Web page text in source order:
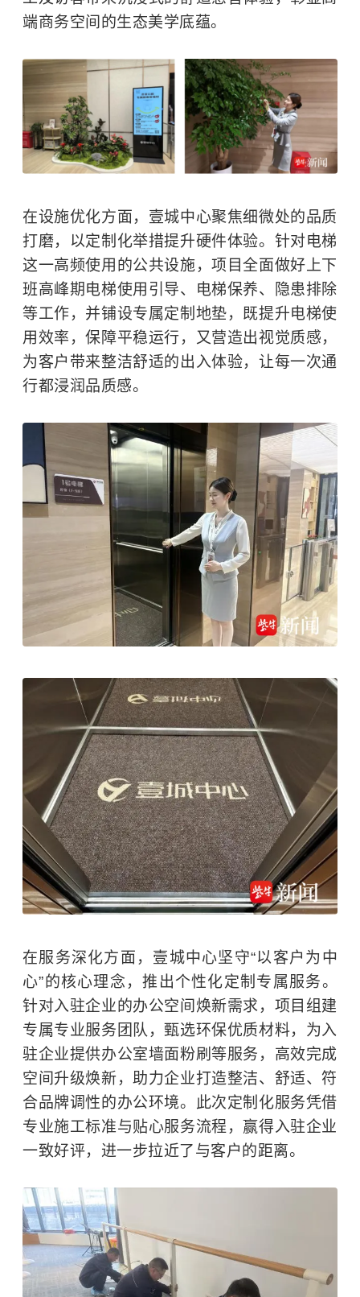
端商务空间的生态美学底蕴。
在设施优化方面，壹城中心聚焦细微处的品质
打磨，以定制化举措提升硬件体验。针对电梯
这一高频使用的公共设施，项目全面做好上下
班高峰期电梯使用引导、电梯保养、隐患排除
等工作，并铺设专属定制地垫，既提升电梯使
用效率，保障平稳运行，又营造出视觉质感，
为客户带来整洁舒适的出入体验，让每一次通
行都浸润品质感。
在服务深化方面，壹城中心坚守“以客户为中
心”的核心理念，推出个性化定制专属服务。
针对入驻企业的办公空间焕新需求，项目组建
专属专业服务团队，甄选环保优质材料，为入
驻企业提供办公室墙面粉刷等服务，高效完成
空间升级焕新，助力企业打造整洁、舒适、符
合品牌调性的办公环境。此次定制化服务凭借
专业施工标准与贴心服务流程，赢得入驻企业
一致好评，进一步拉近了与客户的距离。